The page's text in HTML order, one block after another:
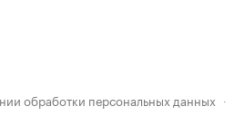
обработки персональных данных ·